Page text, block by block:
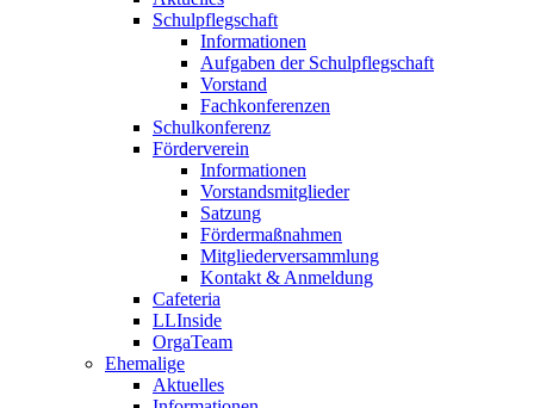
Schulpflegschaft
Informationen
Aufgaben der Schulpflegschaft
Vorstand
Fachkonferenzen
Schulkonferenz
Förderverein
Informationen
Vorstandsmitglieder
Satzung
Fördermaßnahmen
Mitgliederversammlung
Kontakt & Anmeldung
Cafeteria
LLInside
OrgaTeam
Ehemalige
Aktuelles